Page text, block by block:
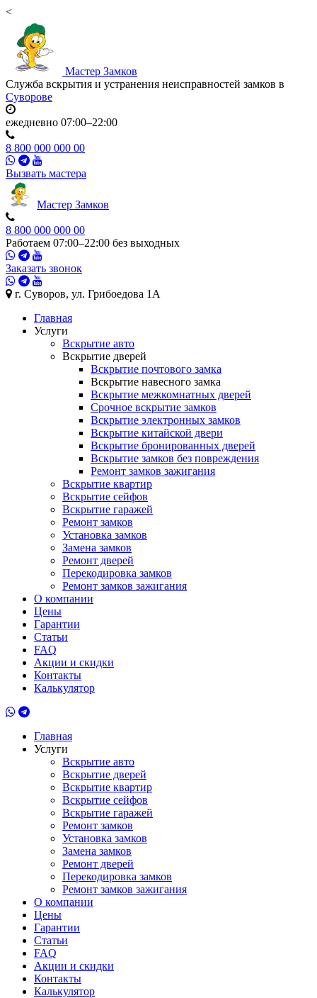
<
Мастер Замков
Служба вскрытия и устранения неисправностей замков в
Суворове
ежедневно 07:00–22:00
8 800 000 000 00
Вызвать мастера
Мастер Замков
8 800 000 000 00
Работаем 07:00–22:00 без выходных
Заказать звонок
г. Суворов, ул. Грибоедова 1А
Главная
Услуги
Вскрытие авто
Вскрытие дверей
Вскрытие почтового замка
Вскрытие навесного замка
Вскрытие межкомнатных дверей
Срочное вскрытие замков
Вскрытие электронных замков
Вскрытие китайской двери
Вскрытие бронированных дверей
Вскрытие замков без повреждения
Ремонт замков зажигания
Вскрытие квартир
Вскрытие сейфов
Вскрытие гаражей
Ремонт замков
Установка замков
Замена замков
Ремонт дверей
Перекодировка замков
Ремонт замков зажигания
О компании
Цены
Гарантии
Статьи
FAQ
Акции и скидки
Контакты
Калькулятор
Главная
Услуги
Вскрытие авто
Вскрытие дверей
Вскрытие квартир
Вскрытие сейфов
Вскрытие гаражей
Ремонт замков
Установка замков
Замена замков
Ремонт дверей
Перекодировка замков
Ремонт замков зажигания
О компании
Цены
Гарантии
Статьи
FAQ
Акции и скидки
Контакты
Калькулятор